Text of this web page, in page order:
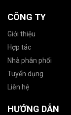
CÔNG TY
Giới thiệu
Hợp tác
Nhà phân phối
Tuyển dụng
Liên hệ
HƯỚNG DẪN